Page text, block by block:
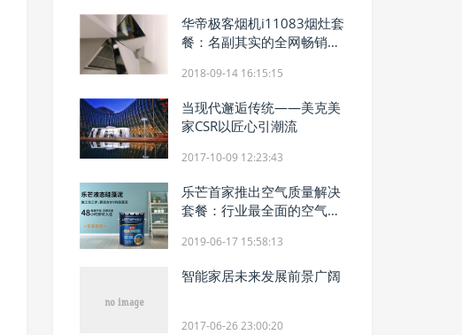
华帝极客烟机i11083烟灶套
餐：名副其实的全网畅销爆
2018-09-14 16:15:15
当现代邂逅传统——美克美
家CSR以匠心引潮流
2017-10-09 12:23:43
乐芒首家推出空气质量解决
套餐：行业最全面的空气环
2019-06-17 15:58:13
智能家居未来发展前景广阔
2017-06-26 23:00:20